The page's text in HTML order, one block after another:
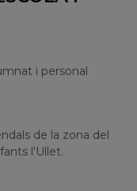
i personal
de la zona del
l'Ullet.